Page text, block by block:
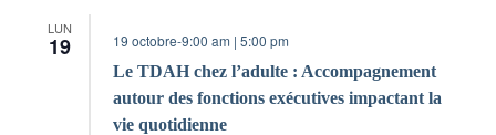
LUN
19
Le TDAH chez l’adulte : Accompagnement
autour des fonctions exécutives impactant la
vie quotidienne
19 octobre-9:00 am | 5:00 pm